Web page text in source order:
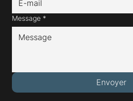
Message *
Envoyer